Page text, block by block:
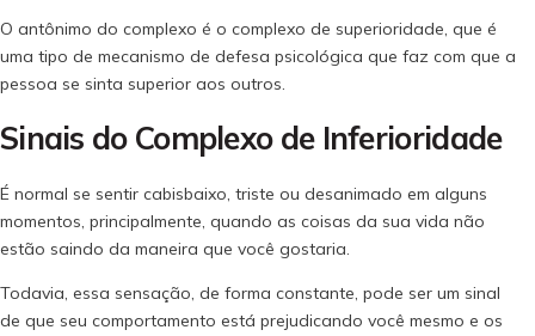
O antônimo do complexo é o complexo de superioridade, que é
uma tipo de mecanismo de defesa psicológica que faz com que a
pessoa se sinta superior aos outros.
Sinais do Complexo de Inferioridade
É normal se sentir cabisbaixo, triste ou desanimado em alguns
momentos, principalmente, quando as coisas da sua vida não
estão saindo da maneira que você gostaria.
Todavia, essa sensação, de forma constante, pode ser um sinal
de que seu comportamento está prejudicando você mesmo e os